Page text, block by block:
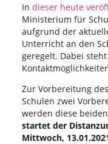
In dieser heute
Ministerium für
aufgrund der
Unterricht an den
geregelt. Dabei
Zur Vorbereitung
Schulen zwei
werden diese
startet der
Mittwoch,